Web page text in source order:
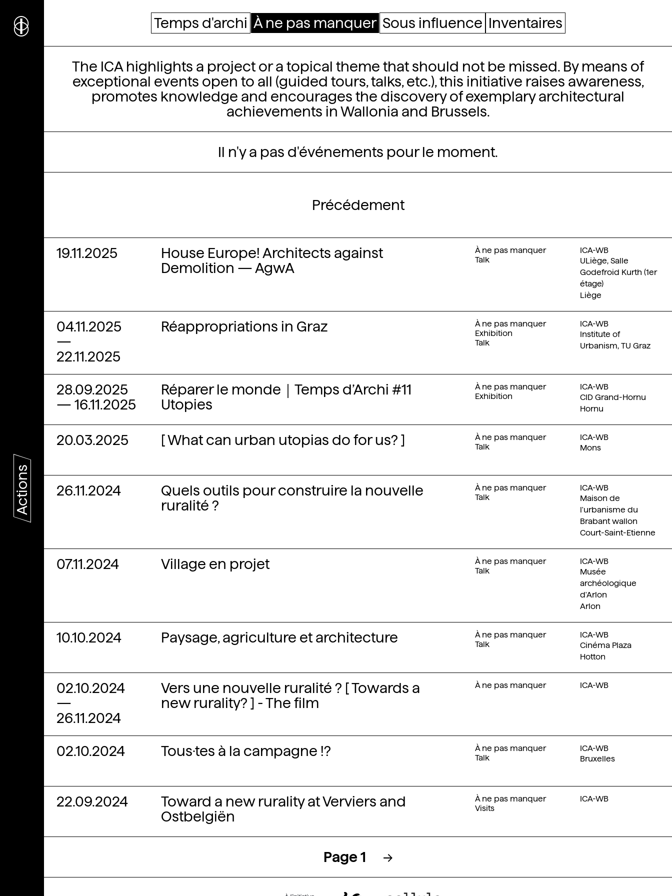
Actions
i
ulturel
architecture
Wallonie-Bruxelles
Temps d'archi À ne pas manquer Sous influence Inventaires
À ne pas manquer
The ICA highlights a project or a topical theme that should not be missed. By means of
exceptional events open to all (guided tours, talks, etc.), this initiative raises awareness,
promotes knowledge and encourages the discovery of exemplary architectural
achievements in Wallonia and Brussels.
Il n'y a pas d'événements pour le moment.
Précédement
19.11.2025
House Europe! Architects against
Demolition — AgwA
À ne pas manquer
Talk
ICA-WB
ULiège, Salle
Godefroid Kurth (1er
étage)
Liège
04.11.2025
—
22.11.2025
Réappropriations in Graz
À ne pas manquer
Exhibition
Talk
ICA-WB
Institute of
Urbanism, TU Graz
28.09.2025
— 16.11.2025
Réparer le monde｜Temps d’Archi #11
Utopies
À ne pas manquer
Exhibition
ICA-WB
CID Grand-Hornu
Hornu
20.03.2025 [ What can urban utopias do for us? ]
À ne pas manquer
Talk
ICA-WB
Mons
26.11.2024
Quels outils pour construire la nouvelle
ruralité ?
À ne pas manquer
Talk
ICA-WB
Maison de
l'urbanisme du
Brabant wallon
Court-Saint-Etienne
07.11.2024 Village en projet
À ne pas manquer
Talk
ICA-WB
Musée
archéologique
d'Arlon
Arlon
10.10.2024 Paysage, agriculture et architecture
À ne pas manquer
Talk
ICA-WB
Cinéma Plaza
Hotton
02.10.2024
—
26.11.2024
Vers une nouvelle ruralité ? [ Towards a
new rurality? ] - The film
À ne pas manquer ICA-WB
02.10.2024 Tous·tes à la campagne !?
À ne pas manquer
Talk
ICA-WB
Bruxelles
22.09.2024
Toward a new rurality at Verviers and
Ostbelgiën
À ne pas manquer
Visits
ICA-WB
Page 1 →